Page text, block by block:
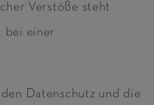
Verstöße steht
bei einer
Datenschutz und die